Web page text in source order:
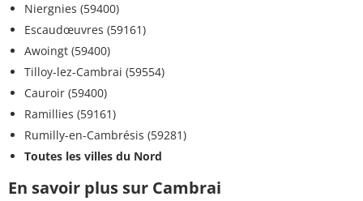
Niergnies (59400)
Escaudœuvres (59161)
Awoingt (59400)
Tilloy-lez-Cambrai (59554)
Cauroir (59400)
Ramillies (59161)
Rumilly-en-Cambrésis (59281)
Toutes les villes du Nord
En savoir plus sur Cambrai